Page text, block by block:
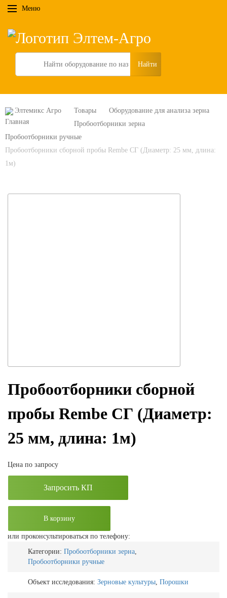
Меню
Search
Элтемикс Агро Товары
Оборудование для анализа зерна
Пробоотборники зерна
Пробоотборники ручные
Пробоотборники сборной пробы Rembe СГ (Диаметр: 25 мм, длина:
1м)
Пробоотборники сборной
пробы Rembe СГ (Диаметр:
25 мм, длина: 1м)
Цена по запросу
Запросить КП
В корзину
или проконсультироваться по телефону:
Категории: Пробоотборники зерна,
Пробоотборники ручные
Объект исследования: Зерновые культуры, Порошки